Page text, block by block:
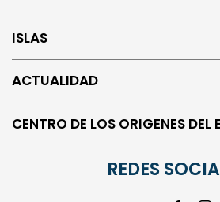
ISLAS
ACTUALIDAD
CENTRO DE LOS ORIGENES DEL
REDES